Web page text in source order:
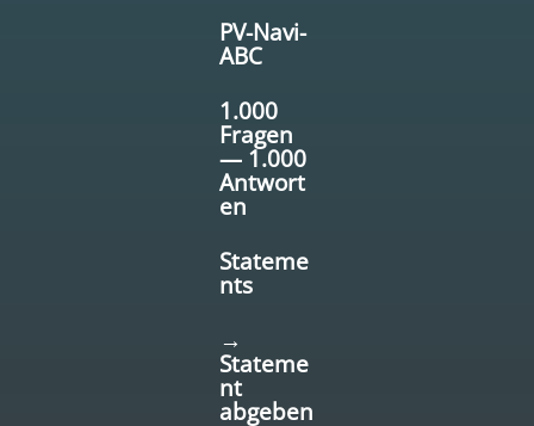
PV-Navi-
ABC
1.000
Fragen
— 1.000
Antwort
en
Stateme
nts
→
Stateme
nt
abgeben